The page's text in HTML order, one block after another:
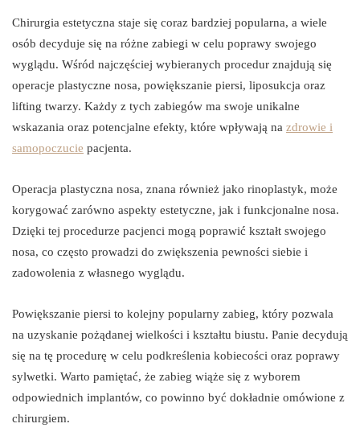
Chirurgia estetyczna staje się coraz bardziej popularna, a wiele
osób decyduje się na różne zabiegi w celu poprawy swojego
wyglądu. Wśród najczęściej wybieranych procedur znajdują się
operacje plastyczne nosa, powiększanie piersi, liposukcja oraz
lifting twarzy. Każdy z tych zabiegów ma swoje unikalne
wskazania oraz potencjalne efekty, które wpływają na zdrowie i
samopoczucie pacjenta.
Operacja plastyczna nosa, znana również jako rinoplastyk, może
korygować zarówno aspekty estetyczne, jak i funkcjonalne nosa.
Dzięki tej procedurze pacjenci mogą poprawić kształt swojego
nosa, co często prowadzi do zwiększenia pewności siebie i
zadowolenia z własnego wyglądu.
Powiększanie piersi to kolejny popularny zabieg, który pozwala
na uzyskanie pożądanej wielkości i kształtu biustu. Panie decydują
się na tę procedurę w celu podkreślenia kobiecości oraz poprawy
sylwetki. Warto pamiętać, że zabieg wiąże się z wyborem
odpowiednich implantów, co powinno być dokładnie omówione z
chirurgiem.